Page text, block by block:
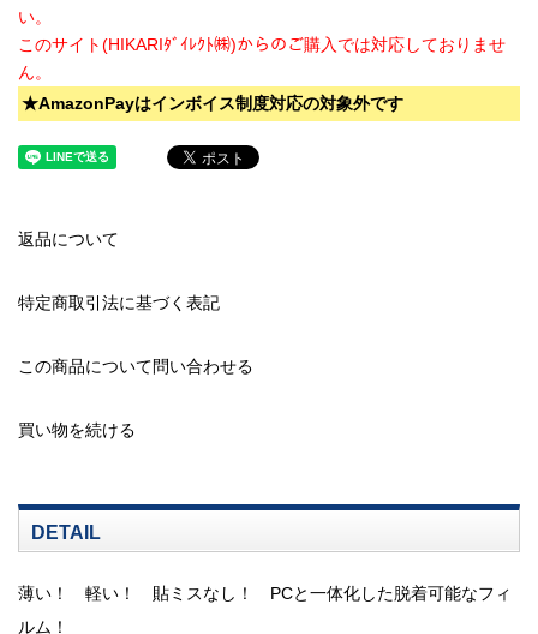
い。
このサイト(HIKARIﾀﾞｲﾚｸﾄ㈱)からのご購入では対応しておりませ
ん。
★AmazonPayはインボイス制度対応の対象外です
返品について
特定商取引法に基づく表記
この商品について問い合わせる
買い物を続ける
DETAIL
薄い！ 軽い！ 貼ミスなし！ PCと一体化した脱着可能なフィ
ルム！